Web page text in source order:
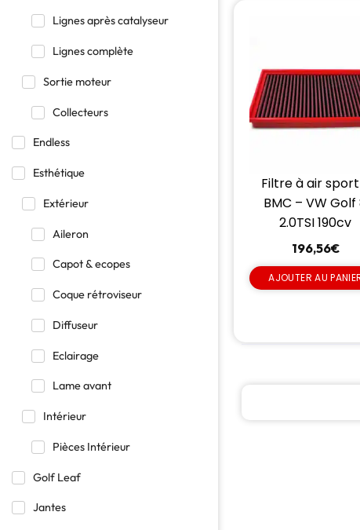
Lignes après catalyseur
Lignes complète
Sortie moteur
Collecteurs
Endless
Esthétique
Extérieur
Aileron
Capot & ecopes
Coque rétroviseur
Diffuseur
Eclairage
Lame avant
Intérieur
Pièces Intérieur
Golf Leaf
Jantes
Filtre à air
BMC – VW Golf
2.0TSI 190cv
196,56€
AJOUTER AU